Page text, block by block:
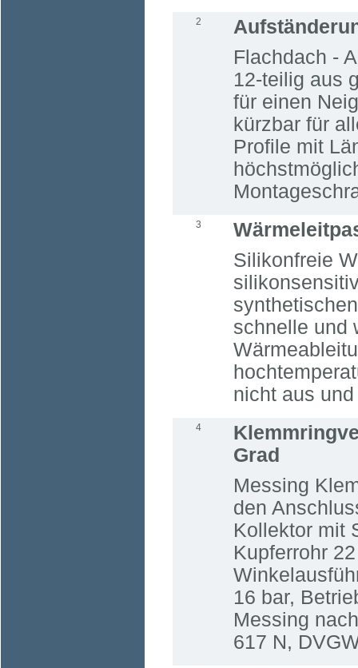
2
Flachdach -
12-teilig aus
für einen
kürzbar für
Profile mit
3
Silikonfreie
schnelle und
nicht aus
4
Grad
Messing
den
Kollektor mit
Kupferrohr
16 bar,
Messing
617 N,